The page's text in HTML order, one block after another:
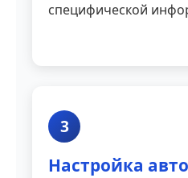
специфической
3
Настройка